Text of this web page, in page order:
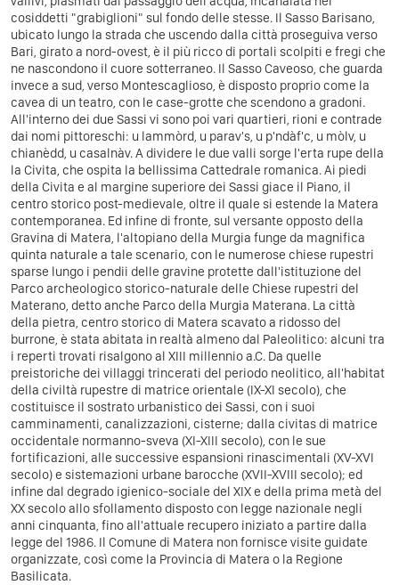
cosiddetti "grabiglioni" sul fondo delle stesse. Il Sasso Barisano,
ubicato lungo la strada che uscendo dalla città proseguiva verso
Bari, girato a nord-ovest, è il più ricco di portali scolpiti e fregi che
ne nascondono il cuore sotterraneo. Il Sasso Caveoso, che guarda
invece a sud, verso Montescaglioso, è disposto proprio come la
cavea di un teatro, con le case-grotte che scendono a gradoni.
All'interno dei due Sassi vi sono poi vari quartieri, rioni e contrade
dai nomi pittoreschi: u lammòrd, u parav's, u p'ndàf'c, u mòlv, u
chianèdd, u casalnàv. A dividere le due valli sorge l'erta rupe della
la Civita, che ospita la bellissima Cattedrale romanica. Ai piedi
della Civita e al margine superiore dei Sassi giace il Piano, il
centro storico post-medievale, oltre il quale si estende la Matera
contemporanea. Ed infine di fronte, sul versante opposto della
Gravina di Matera, l'altopiano della Murgia funge da magnifica
quinta naturale a tale scenario, con le numerose chiese rupestri
sparse lungo i pendii delle gravine protette dall'istituzione del
Parco archeologico storico-naturale delle Chiese rupestri del
Materano, detto anche Parco della Murgia Materana. La città
della pietra, centro storico di Matera scavato a ridosso del
burrone, è stata abitata in realtà almeno dal Paleolitico: alcuni tra
i reperti trovati risalgono al XIII millennio a.C. Da quelle
preistoriche dei villaggi trincerati del periodo neolitico, all'habitat
della civiltà rupestre di matrice orientale (IX-XI secolo), che
costituisce il sostrato urbanistico dei Sassi, con i suoi
camminamenti, canalizzazioni, cisterne; dalla civitas di matrice
occidentale normanno-sveva (XI-XIII secolo), con le sue
fortificazioni, alle successive espansioni rinascimentali (XV-XVI
secolo) e sistemazioni urbane barocche (XVII-XVIII secolo); ed
infine dal degrado igienico-sociale del XIX e della prima metà del
XX secolo allo sfollamento disposto con legge nazionale negli
anni cinquanta, fino all'attuale recupero iniziato a partire dalla
legge del 1986. Il Comune di Matera non fornisce visite guidate
organizzate, così come la Provincia di Matera o la Regione
Basilicata.